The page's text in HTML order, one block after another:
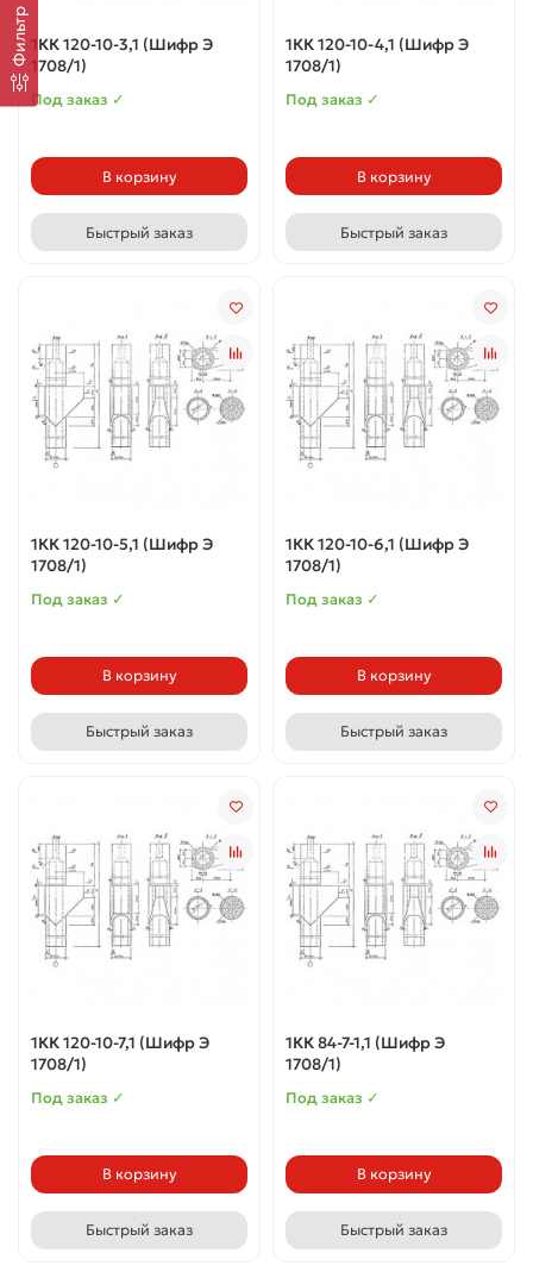
Фильтр1КК 120-10-3,1 (Шифр Э
1708/1)
Под заказ ✓
В корзину
Быстрый заказ
1КК 120-10-4,1 (Шифр Э
1708/1)
Под заказ ✓
В корзину
Быстрый заказ
1КК 120-10-5,1 (Шифр Э
1708/1)
Под заказ ✓
В корзину
Быстрый заказ
1КК 120-10-6,1 (Шифр Э
1708/1)
Под заказ ✓
В корзину
Быстрый заказ
1КК 120-10-7,1 (Шифр Э
1708/1)
Под заказ ✓
В корзину
Быстрый заказ
1КК 84-7-1,1 (Шифр Э
1708/1)
Под заказ ✓
В корзину
Быстрый заказ